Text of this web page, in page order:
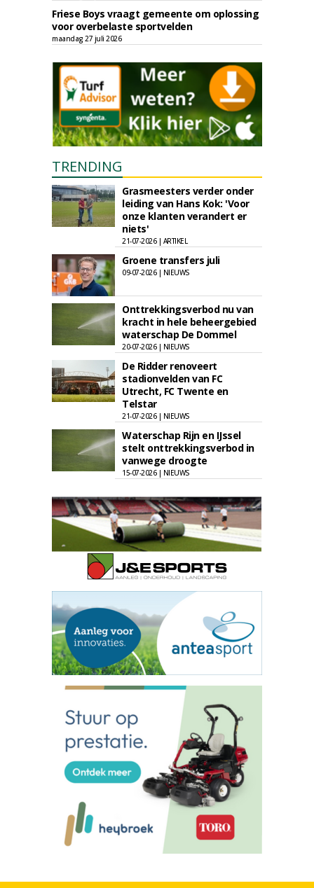
Friese Boys vraagt gemeente om oplossing
voor overbelaste sportvelden
maandag 27 juli 2026
TRENDING
Grasmeesters verder onder
leiding van Hans Kok: 'Voor
onze klanten verandert er
niets'
21-07-2026 | ARTIKEL
Groene transfers juli
09-07-2026 | NIEUWS
Onttrekkingsverbod nu van
kracht in hele beheergebied
waterschap De Dommel
20-07-2026 | NIEUWS
De Ridder renoveert
stadionvelden van FC
Utrecht, FC Twente en
Telstar
21-07-2026 | NIEUWS
Waterschap Rijn en IJssel
stelt onttrekkingsverbod in
vanwege droogte
15-07-2026 | NIEUWS